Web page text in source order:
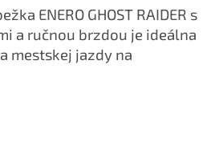
ENERO GHOST RAIDER s
a ručnou brzdou je ideálna
mestskej jazdy na